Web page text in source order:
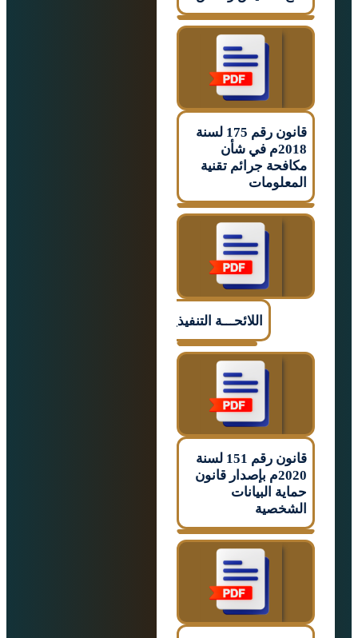
قانون رقم 175 لسنة
2018م في شأن
جرائم تقنية
اللائحـــة التنفيذيـــــة
قانون رقم 151 لسنة
2020م بإصدار قانون
البيانات